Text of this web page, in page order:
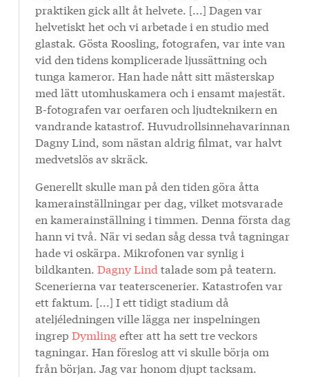
praktiken gick allt åt helvete. [...] Dagen var
helvetiskt het och vi arbetade i en studio med
glastak. Gösta Roosling, fotografen, var inte van
vid den tidens komplicerade ljussättning och
tunga kameror. Han hade nått sitt mästerskap
med lätt utomhuskamera och i ensamt majestät.
B-fotografen var oerfaren och ljudteknikern en
vandrande katastrof. Huvudrollsinnehavarinnan
Dagny Lind, som nästan aldrig filmat, var halvt
medvetslös av skräck.
Generellt skulle man på den tiden göra åtta
kamerainställningar per dag, vilket motsvarade
en kamerainställning i timmen. Denna första dag
hann vi två. När vi sedan såg dessa två tagningar
hade vi oskärpa. Mikrofonen var synlig i
bildkanten. Dagny Lind talade som på teatern.
Scenerierna var teaterscenerier. Katastrofen var
ett faktum. [...] I ett tidigt stadium då
ateljéledningen ville lägga ner inspelningen
ingrep Dymlingefter att ha sett tre veckors
tagningar. Han föreslog att vi skulle börja om
från början. Jag var honom djupt tacksam.